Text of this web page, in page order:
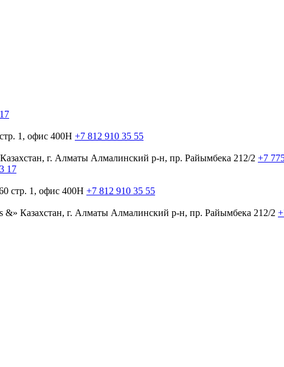
стр. 1, офис 400Н +7 812 910 35 55
Казахстан, г. Алматы Алмалинский р-н, пр. Райымбека 212/2 +7
17
стр. 1, офис 400Н +7 812 910 35 55
&» Казахстан, г. Алматы Алмалинский р-н, пр. Райымбека 212/2